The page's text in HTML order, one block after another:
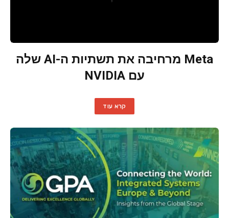
Meta מרחיבה את תשתיות ה-AI שלה
עם NVIDIA
קרא עוד